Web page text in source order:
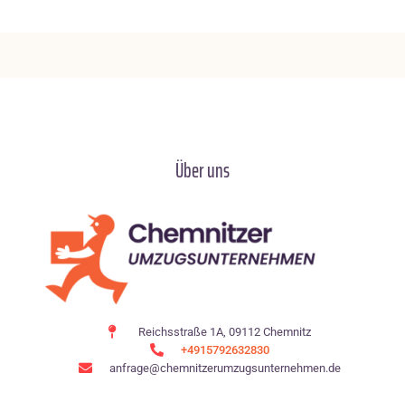
Über uns
Reichsstraße 1A, 09112 Chemnitz
+4915792632830
anfrage@chemnitzerumzugsunternehmen.de